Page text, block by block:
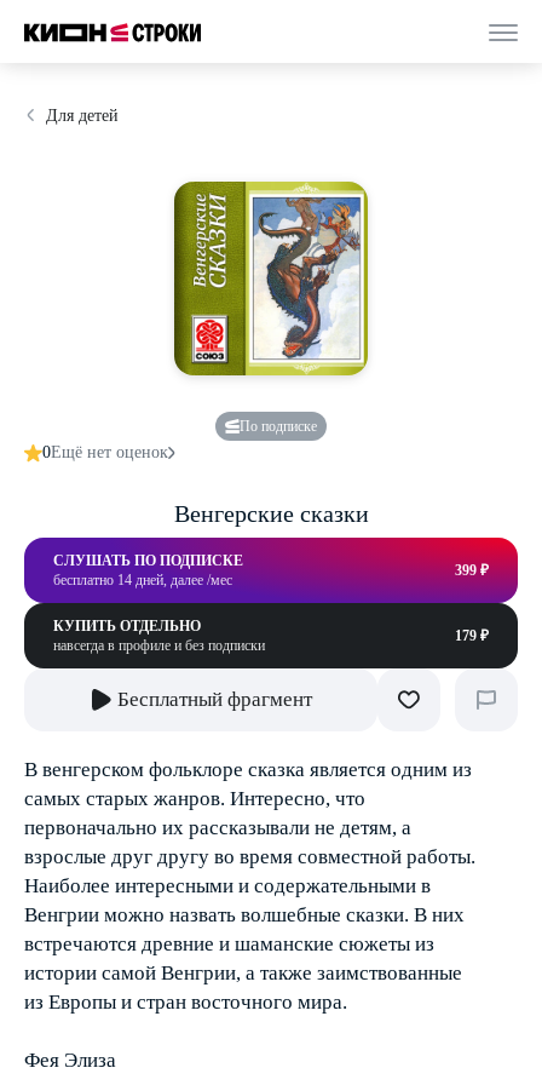
Для детей
По подписке
0Ещё нет оценок
Венгерские сказки
СЛУШАТЬ ПО ПОДПИСКЕ
бесплатно 14 дней, далее /мес
399 ₽
КУПИТЬ ОТДЕЛЬНО
навсегда в профиле и без подписки
179 ₽
Бесплатный фрагмент
В венгерском фольклоре сказка является одним из
самых старых жанров. Интересно, что
первоначально их рассказывали не детям, а
взрослые друг другу во время совместной работы.
Наиболее интересными и содержательными в
Венгрии можно назвать волшебные сказки. В них
встречаются древние и шаманские сюжеты из
истории самой Венгрии, а также заимствованные
из Европы и стран восточного мира.
Фея Элиза